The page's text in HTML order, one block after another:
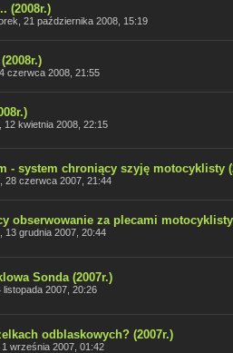
(2008r.)
21 października 2008, 15:19
czerwca 2008, 21:55
12 kwietnia 2008, 22:15
- system chroniący szyję motocyklisty
28 czerwca 2007, 21:44
obserwowanie za plecami motocyklisty
13 grudnia 2007, 20:44
Sonda (2007r.)
listopada 2007, 20:26
odblaskowych? (2007r.)
września 2007, 01:42